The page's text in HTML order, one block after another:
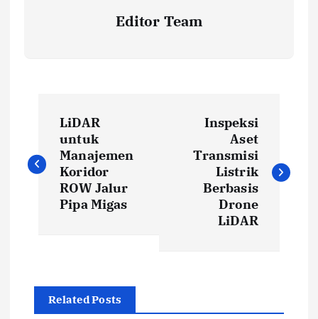
Editor Team
o
s
a
LiDAR
untuk
Manajemen
Koridor
ROW Jalur
Pipa Migas
Inspeksi
Aset
Transmisi
Listrik
Berbasis
Drone
LiDAR
Related Posts